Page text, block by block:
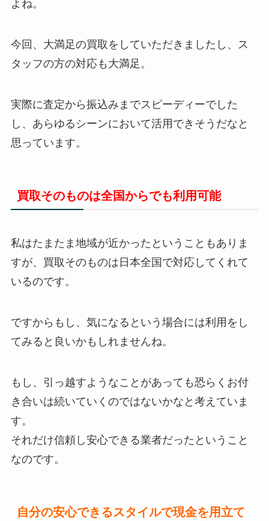
よね。
今回、大満足の買取をしていただきましたし、ス
タッフの方の対応も大満足。
実際に査定から振込みまでスピーディーでした
し、あらゆるシーンにおいて活用できそうだなと
思っています。
買取そのものは全国からでも利用可能
私はたまたま地域が近かったということもありま
すが、買取そのものは日本全国で対応してくれて
いるのです。
ですからもし、気になるという場合には利用をし
てみると良いかもしれませんね。
もし、引っ越すようなことがあっても恐らくお付
き合いは続いていくのではないかなと考えていま
す。
それだけ信頼し安心できる業者だったということ
なのです。
自分の安心できるスタイルで現金を用立て